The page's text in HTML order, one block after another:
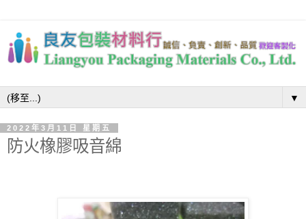
▼
2022年3月11日 星期五
防火橡膠吸音綿